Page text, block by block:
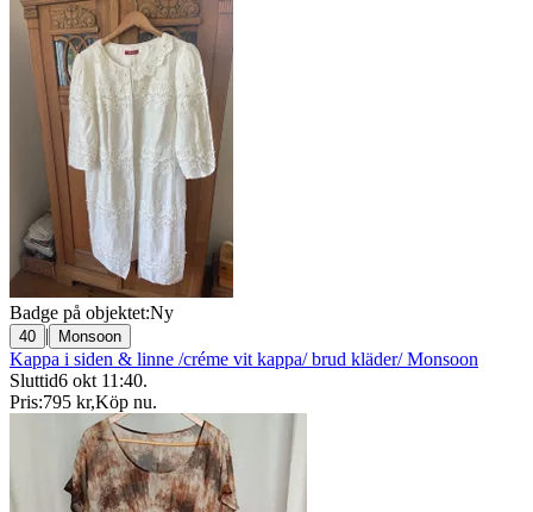
Badge på objektet:Ny
40 | Monsoon
Kappa i siden & linne /créme vit kappa/ brud kläder/ Monsoon
Sluttid6 okt 11:40.
Pris:795 kr,Köp nu.